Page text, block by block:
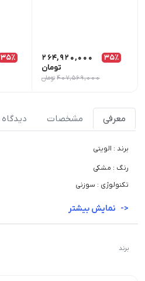
35٪
264,920,000
تومان
407,569,000 تومان
35٪
معرفی مشخصات
برند : الویتی
رنگ : مشکی
تکنولوژی : سوزنی
برند